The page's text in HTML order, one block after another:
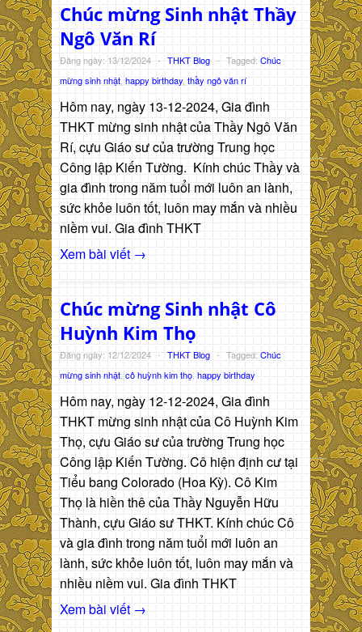
Chúc mừng Sinh nhật Thầy
Ngô Văn Rí
Đăng ngày: 13/12/2024 - THKT Blog - Tagged: Chúc
mừng sinh nhật happy birthday thầy ngô văn rí
Hôm nay, ngày 13-12-2024, Gia đình
THKT mừng sinh nhật của Thầy Ngô Văn
Rí, cựu Giáo sư của trường Trung học
Công lập Kiến Tường. Kính chúc Thầy và
gia đình trong năm tuổi mới luôn an lành,
sức khỏe luôn tốt, luôn may mắn và nhiều
niềm vui. Gia đình THKT
Xem bài viết →
Chúc mừng Sinh nhật Cô
Huỳnh Kim Thọ
Đăng ngày: 12/12/2024 - THKT Blog - Tagged: Chúc
mừng sinh nhật cô huỳnh kim thọ happy birthday
Hôm nay, ngày 12-12-2024, Gia đình
THKT mừng sinh nhật của Cô Huỳnh Kim
Thọ, cựu Giáo sư của trường Trung học
Công lập Kiến Tường. Cô hiện định cư tại
Tiểu bang Colorado (Hoa Kỳ). Cô Kim
Thọ là hiền thê của Thầy Nguyễn Hữu
Thành, cựu Giáo sư THKT. Kính chúc Cô
và gia đình trong năm tuổi mới luôn an
lành, sức khỏe luôn tốt, luôn may mắn và
nhiều niềm vui. Gia đình THKT
Xem bài viết →